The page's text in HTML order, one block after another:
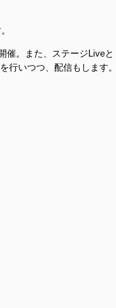
催。また、ステージLiveと
行いつつ、配信もします。